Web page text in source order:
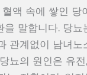
액 속에 쌓인 당
말합니다. 당뇨
관계없이 남녀
뇨의 원인은 유